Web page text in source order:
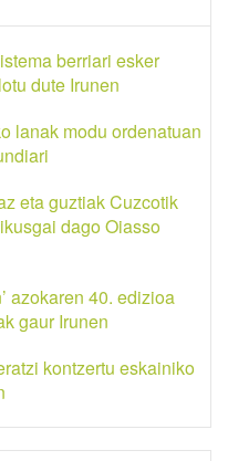
berriari esker
dute Irunen
lanak modu ordenatuan
eta guztiak Cuzcotik
dago Oiasso
azokaren 40. edizioa
gaur Irunen
kontzertu eskainiko